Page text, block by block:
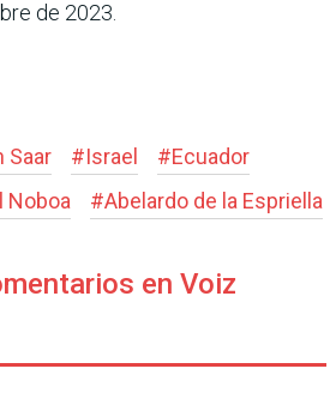
de 2023.
Saar #Israel #Ecuador
Noboa #Abelardo de la Espriella
en Voiz